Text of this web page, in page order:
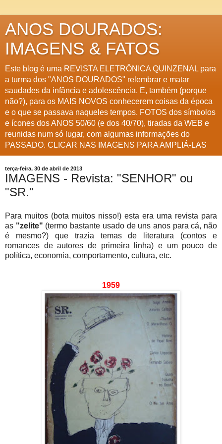
ANOS DOURADOS:
IMAGENS & FATOS
Este blog é uma REVISTA ELETRÔNICA QUINZENAL para
a turma dos "ANOS DOURADOS" relembrar e matar
saudades da infância e adolescência. E, também (porque
não?), para os MAIS NOVOS conhecerem coisas da época
e o que se passava naqueles tempos. FOTOS dos símbolos
e ícones dos ANOS 50/60 (e dos 40/70), tiradas da WEB e
reunidas num só lugar, com algumas informações do
PASSADO. CLICAR NAS IMAGENS PARA AMPLIÁ-LAS
terça-feira, 30 de abril de 2013
IMAGENS - Revista: "SENHOR" ou
"SR."
Para muitos (bota muitos nisso!) esta era uma revista para
as "zelite" (termo bastante usado de uns anos para cá, não
é mesmo?) que trazia temas de literatura (contos e
romances de autores de primeira linha) e um pouco de
política, economia, comportamento, cultura, etc.
1959